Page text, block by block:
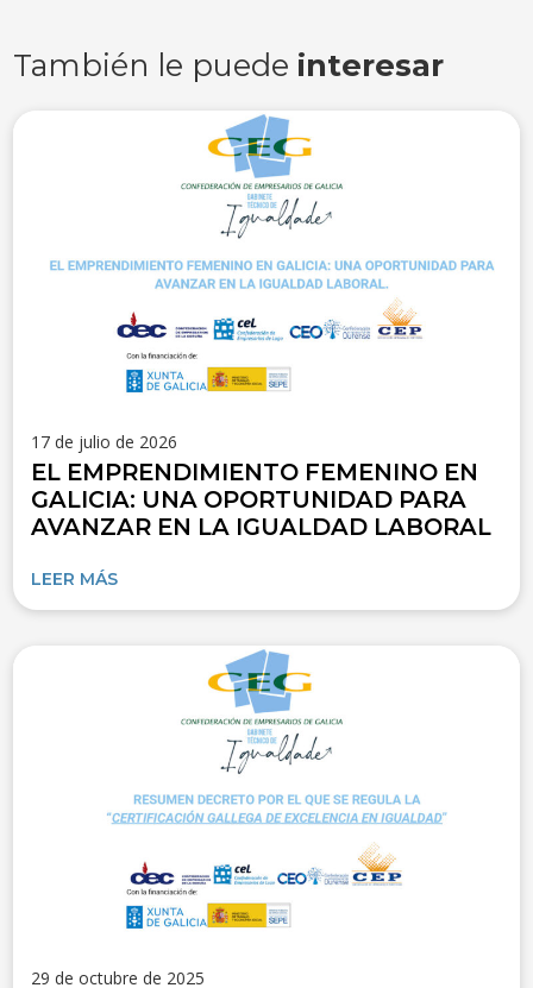
También le puede interesar
17 de julio de 2026
EL EMPRENDIMIENTO FEMENINO EN
GALICIA: UNA OPORTUNIDAD PARA
AVANZAR EN LA IGUALDAD LABORAL
LEER MÁS
29 de octubre de 2025